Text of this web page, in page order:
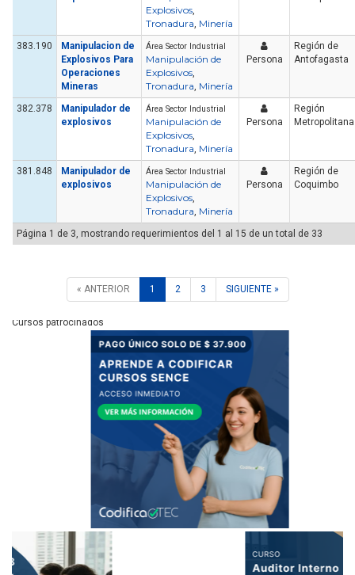
Explosivos,
Tronadura, Minería
383.190
Manipulacion de
Explosivos Para
Operaciones
Mineras
Área Sector Industrial
Manipulación de
Explosivos,
Tronadura, Minería
Persona
Región de
Antofagasta
382.378
Manipulador de
explosivos
Área Sector Industrial
Manipulación de
Explosivos,
Tronadura, Minería
Persona
Región
Metropolitana
381.848
Manipulador de
explosivos
Área Sector Industrial
Manipulación de
Explosivos,
Tronadura, Minería
Persona
Región de
Coquimbo
Página 1 de 3, mostrando requerimientos del 1 al 15 de un total de 33
« ANTERIOR 1 2 3 SIGUIENTE »
Cursos patrocinados